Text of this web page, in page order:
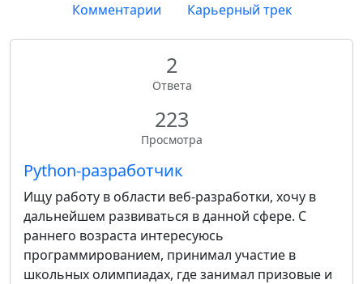
Комментарии
Карьерный трек
2
Ответа
223
Просмотра
Python-разработчик
Ищу работу в области веб-разработки, хочу в
дальнейшем развиваться в данной сфере. С
раннего возраста интересуюсь
программированием, принимал участие в
школьных олимпиадах, где занимал призовые и